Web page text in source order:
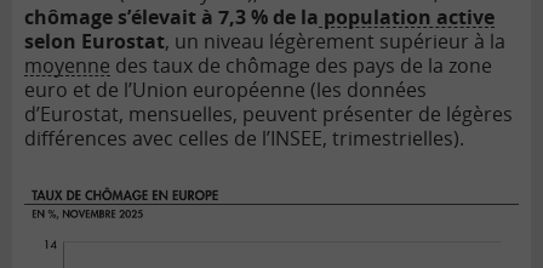
chômage s’élevait à 7,3 % de la population active
selon Eurostat, un niveau légèrement supérieur à la
moyenne des taux de chômage des pays de la zone
euro et de l’Union européenne (les données
d’Eurostat, mensuelles, peuvent présenter de légères
différences avec celles de l’INSEE, trimestrielles).